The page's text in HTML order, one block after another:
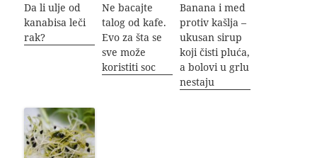
Da li ulje od
kanabisa leči
rak?
Ne bacajte
talog od kafe.
Evo za šta se
sve može
koristiti soc
Banana i med
protiv kašlja –
ukusan sirup
koji čisti pluća,
a bolovi u grlu
nestaju